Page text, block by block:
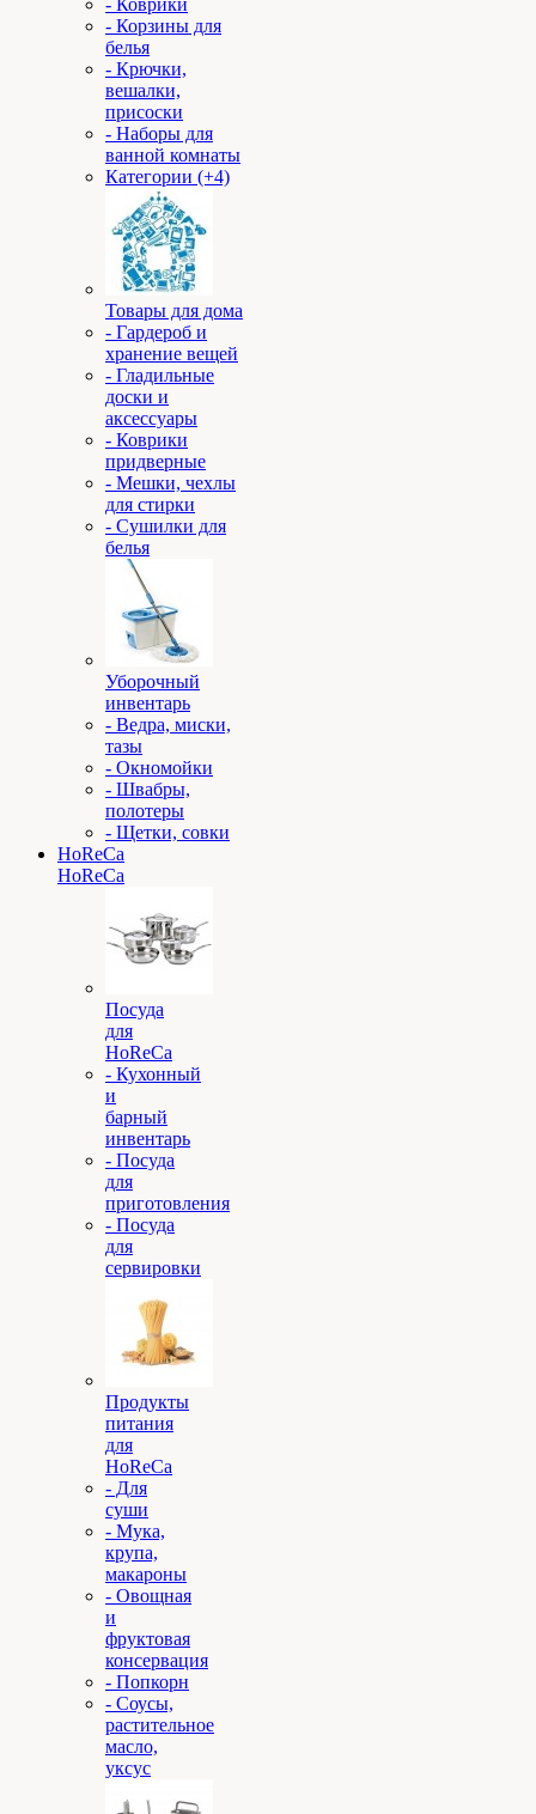
- Коврики
- Корзины для
белья
- Крючки,
вешалки,
присоски
- Наборы для
ванной комнаты
Категории (+4)
Товары для дома
- Гардероб и
хранение вещей
- Гладильные
доски и
аксессуары
- Коврики
придверные
- Мешки, чехлы
для стирки
- Сушилки для
белья
Уборочный
инвентарь
- Ведра, миски,
тазы
- Окномойки
- Швабры,
полотеры
- Щетки, совки
HoReCa
HoReCa
Посуда
для
HoReCa
- Кухонный
и
барный
инвентарь
- Посуда
для
приготовления
- Посуда
для
сервировки
Продукты
питания
для
HoReCa
- Для
суши
- Мука,
крупа,
макароны
- Овощная
и
фруктовая
консервация
- Попкорн
- Соусы,
растительное
масло,
уксус